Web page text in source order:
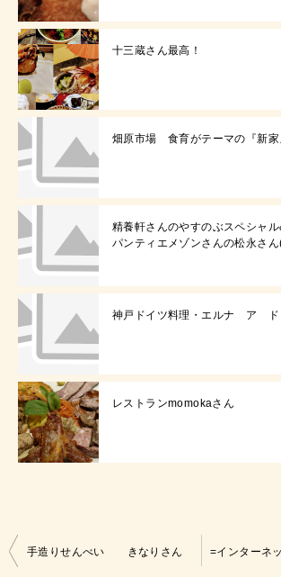
十三蔵さん最高！
畑原市場 食育がテーマの『新家
精養軒さんのやすのぶスペシャ
パンティエメゾンさんの松永さん
神戸ドイツ料理・エルナ ア ド
レストランmomokaさん
投
手造りせんべい きなりさん